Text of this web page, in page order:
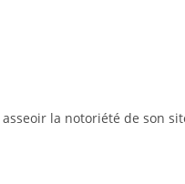
la notoriété de son